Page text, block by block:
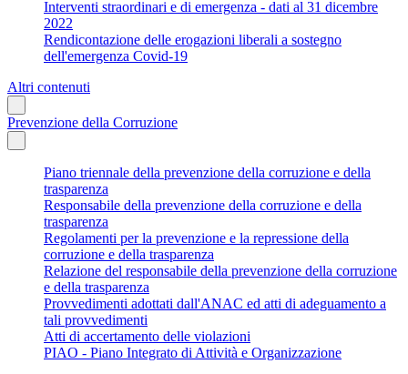
Interventi straordinari e di emergenza - dati al 31 dicembre
2022
Rendicontazione delle erogazioni liberali a sostegno
dell'emergenza Covid-19
Altri contenuti
Prevenzione della Corruzione
Piano triennale della prevenzione della corruzione e della
trasparenza
Responsabile della prevenzione della corruzione e della
trasparenza
Regolamenti per la prevenzione e la repressione della
corruzione e della trasparenza
Relazione del responsabile della prevenzione della corruzione
e della trasparenza
Provvedimenti adottati dall'ANAC ed atti di adeguamento a
tali provvedimenti
Atti di accertamento delle violazioni
PIAO - Piano Integrato di Attività e Organizzazione